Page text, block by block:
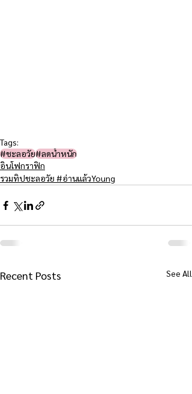
Tags:
#ชะลอวัย​#ลดน้ำหนัก
อินโฟกราฟิก
รวมทิปชะลอวัย #อ่านแล้วYoung
Recent Posts See All